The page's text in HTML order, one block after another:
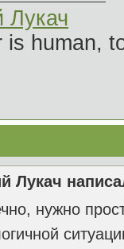
is human,
Лукач
нужно